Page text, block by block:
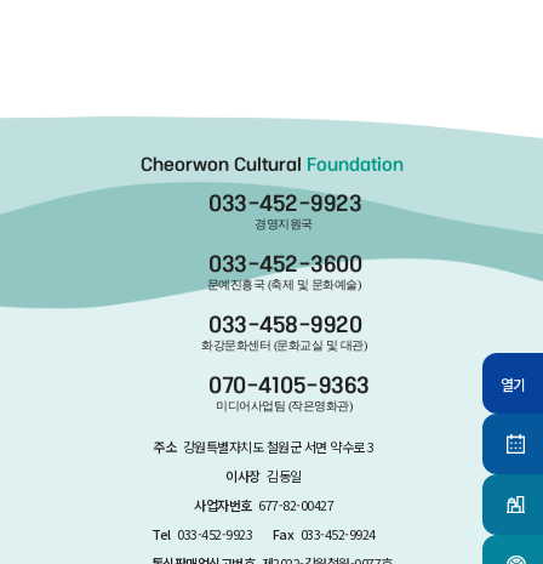
열기
Cheorwon Cultural Foundation
주소 강원특별자치도 철원군 서면 약수로 3
이사장 김동일
사업자번호 677-82-00427
Tel 033-452-9923 Fax 033-452-9924
033-452-9923
경영지원국
033-452-3600
문예진흥국 (축제 및 문화예술)
033-458-9920
화강문화센터 (문화교실 및 대관)
070-4105-9363
미디어사업팀 (작은영화관)